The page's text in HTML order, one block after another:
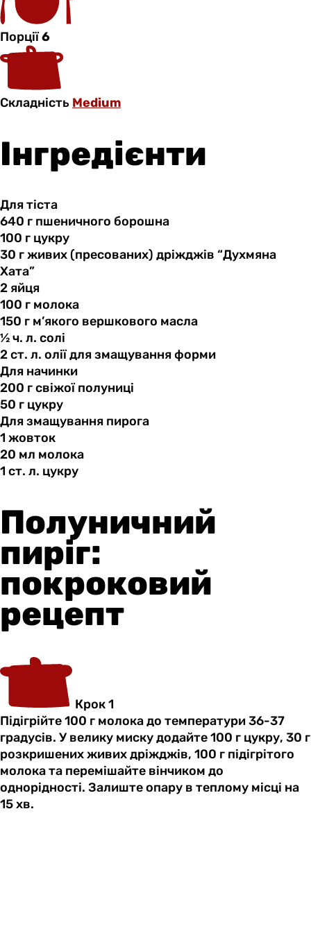
Порції6
Складність Medium
Інгредієнти
Для тіста
640 г пшеничного борошна
100 г цукру
30 гживих(пресованих) дріжджів “Духмяна
Хата”
2 яйця
100 г молока
150 г м’якого вершкового масла
½ ч. л. солі
2 ст. л. олії для змащування форми
Для начинки
200 гсвіжоїполуниці
50 г цукру
Для змащування пирога
1 жовток
20 мл молока
1 ст. л. цукру
Полуничний
пиріг:
покроковий
рецепт
Крок 1
Підігрійте 100 г молока до температури 36-37
градусів. У велику миску додайте 100 г цукру, 30 г
розкришених живих дріжджів, 100 г підігрітого
молока та перемішайте вінчиком до
однорідності. Залиште опару в теплому місці на
15 хв.